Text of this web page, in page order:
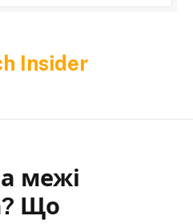
Insider
межі
Що